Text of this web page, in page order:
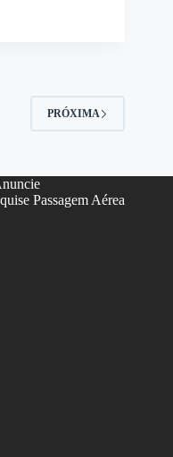
PRÓXIMA
Passagem Aérea